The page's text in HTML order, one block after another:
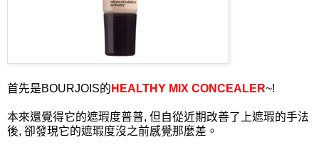
首先是BOURJOIS的 HEALTHY MIX CONCEALER~!
本來還覺得它的遮瑕度普普, 但自從近期改善了上遮瑕的手法
後, 卻發現它的遮瑕度沒之前感覺那麼差。